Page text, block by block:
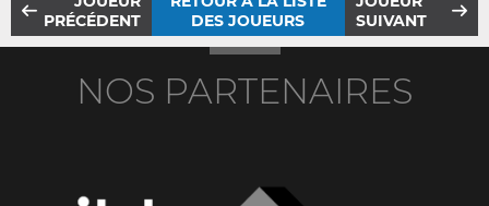
PRÉCÉDENT
DES JOUEURS
SUIVANT
NOS PARTENAIRES